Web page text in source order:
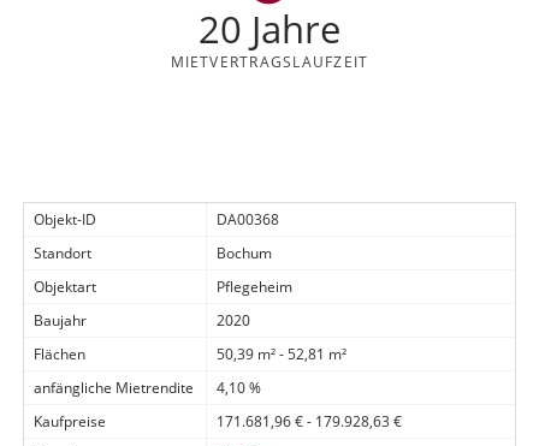
20 Jahre
MIETVERTRAGSLAUFZEIT
Objekt-ID
DA00368
Standort
Bochum
Objektart
Pflegeheim
Baujahr
2020
Flächen
50,39 m² - 52,81 m²
anfängliche Mietrendite
4,10 %
Kaufpreise
171.681,96 € - 179.928,63 €